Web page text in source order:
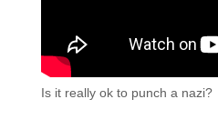
Is it really ok to punch a nazi?